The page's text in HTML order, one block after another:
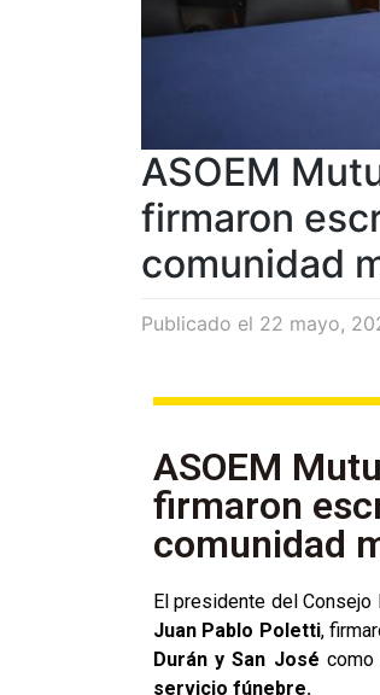
ASOEM
firmaron
comunidad
Publicado el 22 mayo,
ASOEM
firmaron
comunidad
El presidente del Consejo
Juan Pablo Poletti,
Durán y San José como
servicio fúnebre.